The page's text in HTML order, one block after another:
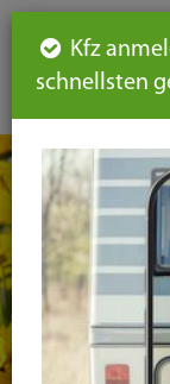
leichte
Sprache
Kfz
schnellsten